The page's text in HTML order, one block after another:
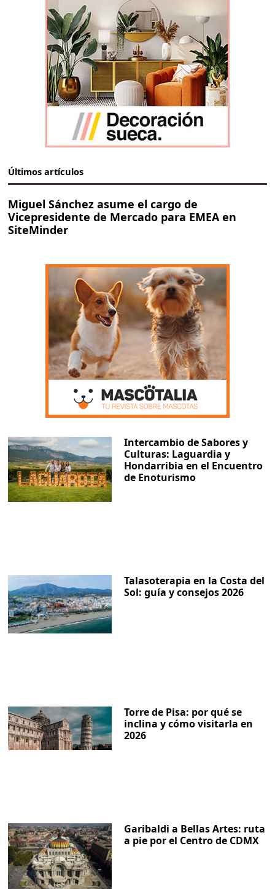
Últimos artículos
Miguel Sánchez asume el cargo de
Vicepresidente de Mercado para EMEA en
SiteMinder
Intercambio de Sabores y
Culturas: Laguardia y
Hondarribia en el Encuentro
de Enoturismo
Talasoterapia en la Costa del
Sol: guía y consejos 2026
Torre de Pisa: por qué se
inclina y cómo visitarla en
2026
Garibaldi a Bellas Artes: ruta
a pie por el Centro de CDMX